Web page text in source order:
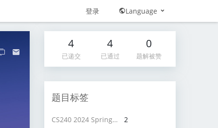
登录 Language
4
已递交
4
已通过
0
题解被赞
题目标签
CS240 2024 Spring project
2